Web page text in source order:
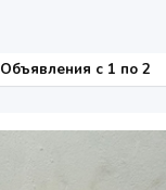
Объявления c 1 по 2